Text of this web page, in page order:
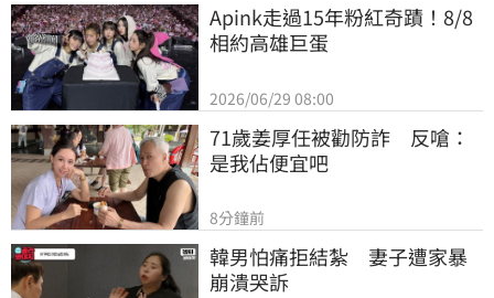
Apink走過15年粉紅奇蹟！8/8
相約高雄巨蛋
2026/06/29 08:00
71歲姜厚任被勸防詐　反嗆：
是我佔便宜吧
8分鐘前
韓男怕痛拒結紮　妻子遭家暴
崩潰哭訴